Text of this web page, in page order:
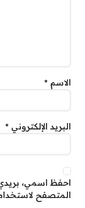
الاسم *
البريد الإلكتروني *
احفظ اسمي، بريدي
المتصفح